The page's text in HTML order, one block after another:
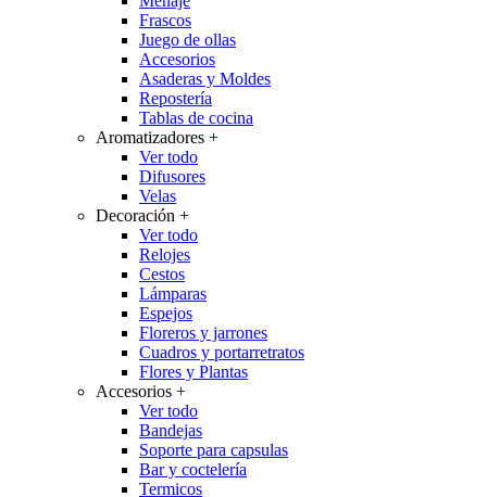
Frascos
Juego de ollas
Accesorios
Asaderas y Moldes
Repostería
Tablas de cocina
Aromatizadores +
Ver todo
Difusores
Velas
Decoración +
Ver todo
Relojes
Cestos
Lámparas
Espejos
Floreros y jarrones
Cuadros y portarretratos
Flores y Plantas
Accesorios +
Ver todo
Bandejas
Soporte para capsulas
Bar y coctelería
Termicos